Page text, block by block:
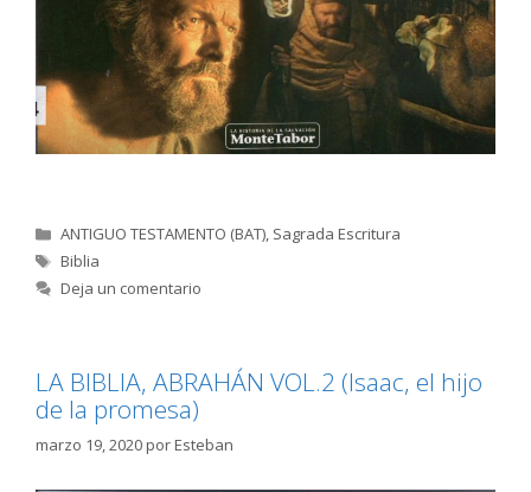
Categorías
ANTIGUO TESTAMENTO (BAT), Sagrada Escritura
Etiquetas
Biblia
Deja un comentario
LA BIBLIA, ABRAHÁN VOL.2 (Isaac, el hijo
de la promesa)
marzo 19, 2020porEsteban